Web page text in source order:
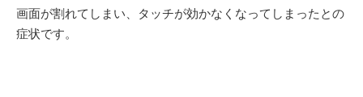
画面が割れてしまい、タッチが効かなくなってしまったとの
症状です。